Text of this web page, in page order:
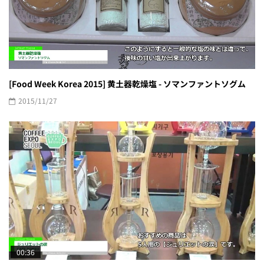
[Food Week Korea 2015] 黄土器乾燥塩 - ソマンファントソグム
2015/11/27
00:36